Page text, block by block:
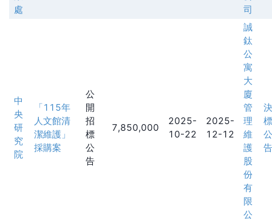
處
司
中
央
研
究
院
「115年
人文館清
潔維護」
採購案
公
開
招
標
公
告
7,850,000
2025-
10-22
2025-
12-12
誠
鈦
公
寓
大
廈
管
理
維
護
股
份
有
限
公
決
標
公
告